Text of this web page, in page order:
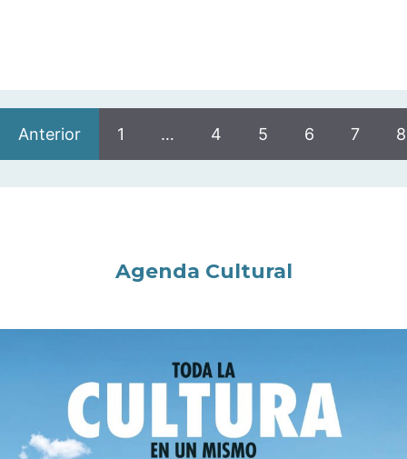
Anterior 1 … 4 5 6 7 8
Agenda Cultural